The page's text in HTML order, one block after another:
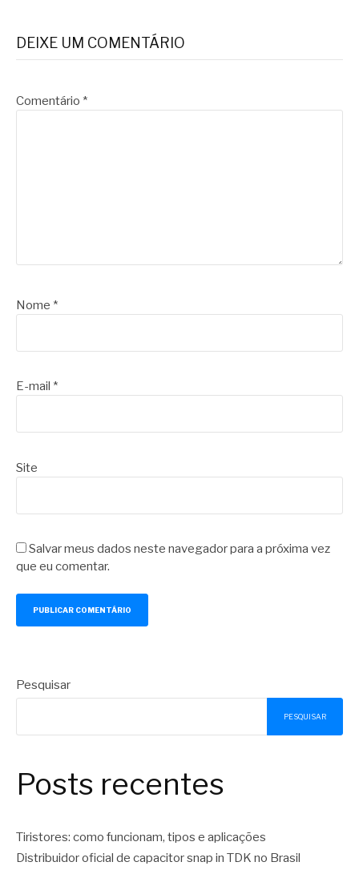
DEIXE UM COMENTÁRIO
Comentário *
Nome *
E-mail *
Site
Salvar meus dados neste navegador para a próxima vez
que eu comentar.
Pesquisar
PESQUISAR
Posts recentes
Tiristores: como funcionam, tipos e aplicações
Distribuidor oficial de capacitor snap in TDK no Brasil